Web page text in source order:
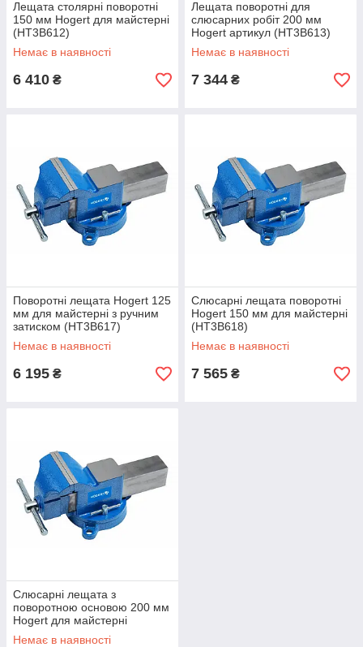
Лещата столярні поворотні
150 мм Hogert для майстерні
(HT3B612)
Немає в наявності
6 410 ₴
Лещата поворотні для
слюсарних робіт 200 мм
Hogert артикул (HT3B613)
Немає в наявності
7 344 ₴
Поворотні лещата Hogert 125
мм для майстерні з ручним
затиском (HT3B617)
Немає в наявності
6 195 ₴
Слюсарні лещата поворотні
Hogert 150 мм для майстерні
(HT3B618)
Немає в наявності
7 565 ₴
Слюсарні лещата з
поворотною основою 200 мм
Hogert для майстерні
(HT3B619)
Немає в наявності